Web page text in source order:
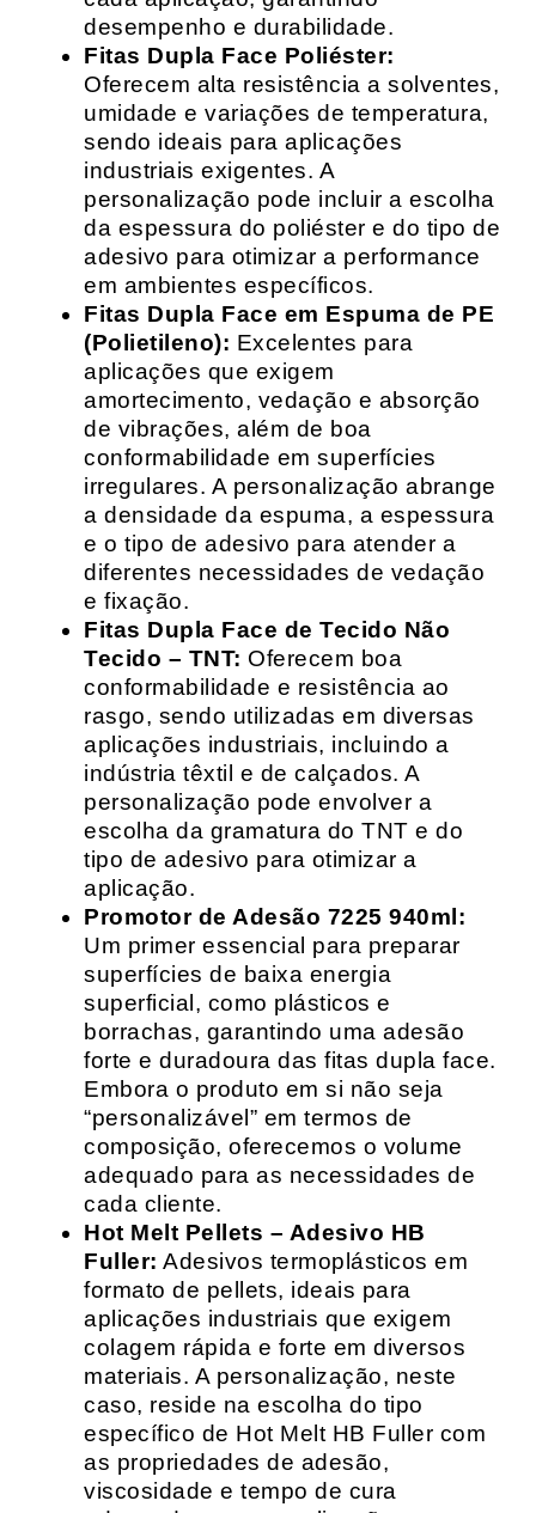
desempenho e durabilidade.
Fitas Dupla Face Poliéster:
Oferecem alta resistência a solventes,
umidade e variações de temperatura,
sendo ideais para aplicações
industriais exigentes. A
personalização pode incluir a escolha
da espessura do poliéster e do tipo de
adesivo para otimizar a performance
em ambientes específicos.
Fitas Dupla Face em Espuma de PE
(Polietileno): Excelentes para
aplicações que exigem
amortecimento, vedação e absorção
de vibrações, além de boa
conformabilidade em superfícies
irregulares. A personalização abrange
a densidade da espuma, a espessura
e o tipo de adesivo para atender a
diferentes necessidades de vedação
e fixação.
Fitas Dupla Face de Tecido Não
Tecido – TNT: Oferecem boa
conformabilidade e resistência ao
rasgo, sendo utilizadas em diversas
aplicações industriais, incluindo a
indústria têxtil e de calçados. A
personalização pode envolver a
escolha da gramatura do TNT e do
tipo de adesivo para otimizar a
aplicação.
Promotor de Adesão 7225 940ml:
Um primer essencial para preparar
superfícies de baixa energia
superficial, como plásticos e
borrachas, garantindo uma adesão
forte e duradoura das fitas dupla face.
Embora o produto em si não seja
“personalizável” em termos de
composição, oferecemos o volume
adequado para as necessidades de
cada cliente.
Hot Melt Pellets – Adesivo HB
Fuller: Adesivos termoplásticos em
formato de pellets, ideais para
aplicações industriais que exigem
colagem rápida e forte em diversos
materiais. A personalização, neste
caso, reside na escolha do tipo
específico de Hot Melt HB Fuller com
as propriedades de adesão,
viscosidade e tempo de cura